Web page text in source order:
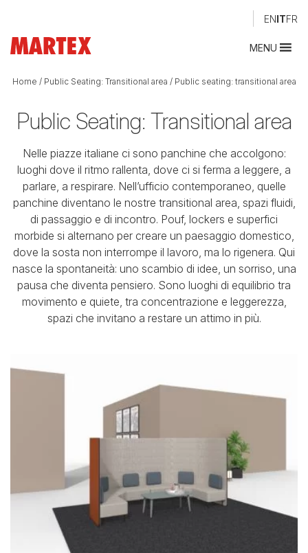
ENITFR
MENU
Home / Public Seating: Transitional area / Public seating: transitional area
Public Seating: Transitional area
Nelle piazze italiane ci sono panchine che accolgono:
luoghi dove il ritmo rallenta, dove ci si ferma a leggere, a
parlare, a respirare. Nell’ufficio contemporaneo, quelle
panchine diventano le nostre transitional area, spazi fluidi,
di passaggio e di incontro. Pouf, lockers e superfici
morbide si alternano per creare un paesaggio domestico,
dove la sosta non interrompe il lavoro, ma lo rigenera. Qui
nasce la spontaneità: uno scambio di idee, un sorriso, una
pausa che diventa pensiero. Sono luoghi di equilibrio tra
movimento e quiete, tra concentrazione e leggerezza,
spazi che invitano a restare un attimo in più.